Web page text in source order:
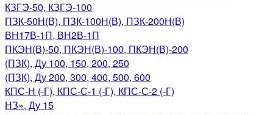
КЗГЭ-50, КЗГЭ-100
ПЗК-50Н(В), ПЗК-100Н(В), ПЗК-200Н(В)
ВН17В-1П, ВН2В-1П
ПКЭН(В)-50, ПКЭН(В)-100, ПКЭН(В)-200
(ПЗК), Ду 100, 150, 200, 250
(ПЗК), Ду 200, 300, 400, 500, 600
КПС-Н (-Г), КПС-С-1 (-Г), КПС-С-2 (-Г)
НЗ», Ду 15